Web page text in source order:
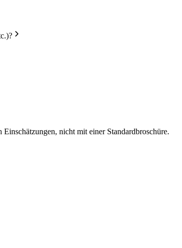
nicht mit einer Standardbroschüre.